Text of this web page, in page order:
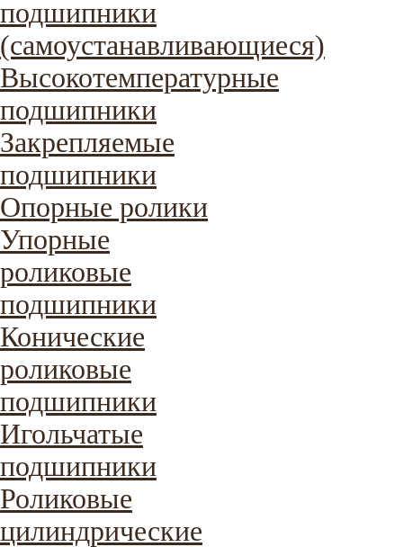
подшипники
(самоустанавливающиеся)
Высокотемпературные
подшипники
Закрепляемые
подшипники
Опорные ролики
Упорные
роликовые
подшипники
Конические
роликовые
подшипники
Игольчатые
подшипники
Роликовые
цилиндрические